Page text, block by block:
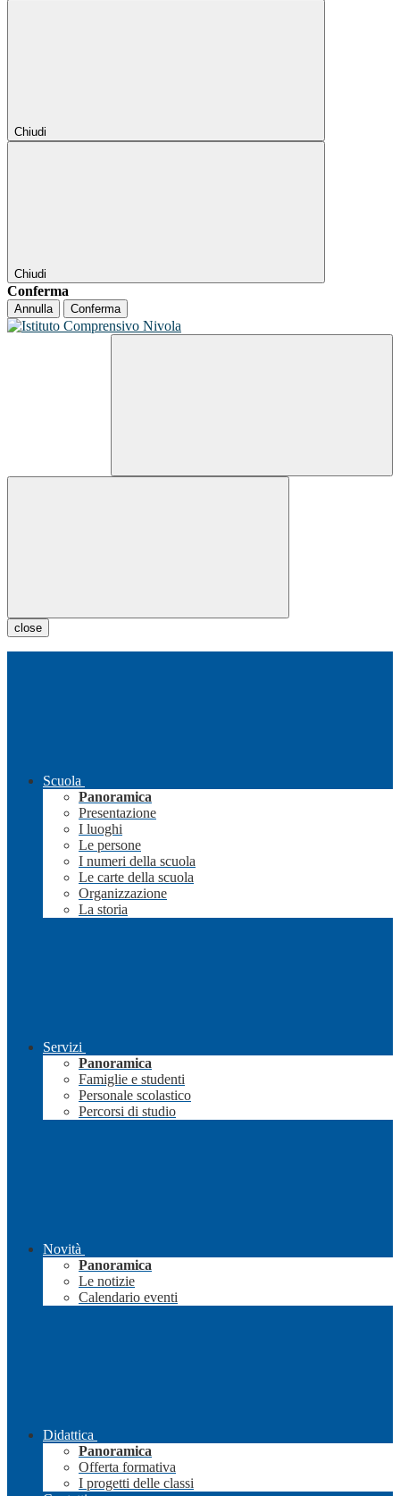
Chiudi
Chiudi
Conferma
Annulla Conferma
close
Scuola
Panoramica
Presentazione
I luoghi
Le persone
I numeri della scuola
Le carte della scuola
Organizzazione
La storia
Servizi
Panoramica
Famiglie e studenti
Personale scolastico
Percorsi di studio
Novità
Panoramica
Le notizie
Calendario eventi
Didattica
Panoramica
Offerta formativa
I progetti delle classi